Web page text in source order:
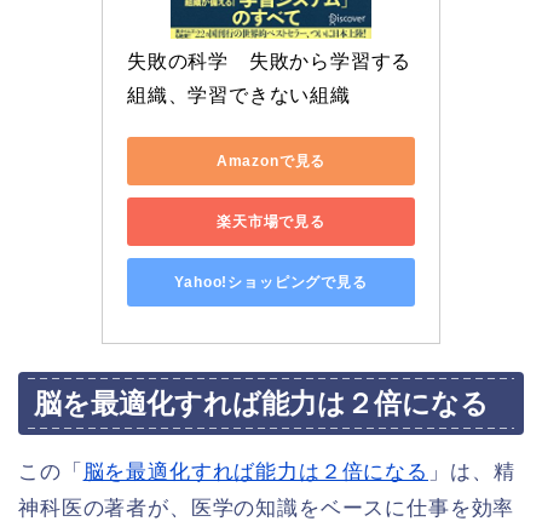
失敗の科学　失敗から学習する
組織、学習できない組織
Amazonで見る
楽天市場で見る
Yahoo!ショッピングで見る
脳を最適化すれば能力は２倍になる
この「 脳を最適化すれば能力は２倍になる 」は、精
神科医の著者が、医学の知識をベースに仕事を効率